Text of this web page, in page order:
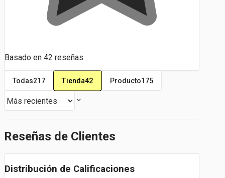
Basado en 42 reseñas
Todas217 Tienda42 Producto175
Reseñas de Clientes
Distribución de Calificaciones